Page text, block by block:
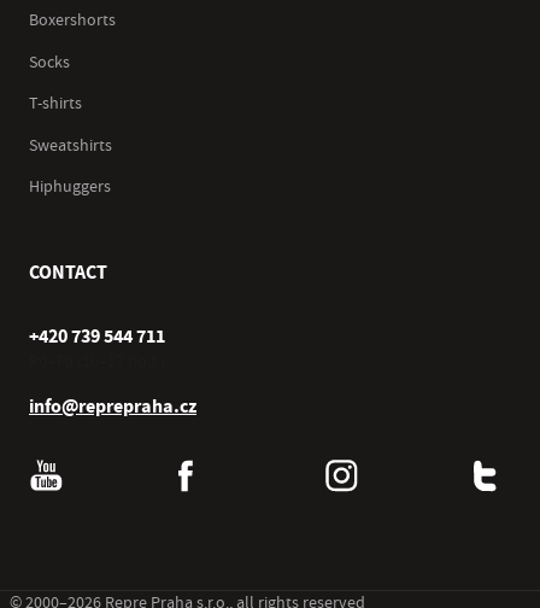
Boxershorts
Socks
T-shirts
Sweatshirts
Hiphuggers
CONTACT
+420 739 544 711
info@reprepraha.cz
© 2000–2026 Repre Praha s.r.o., all rights reserved